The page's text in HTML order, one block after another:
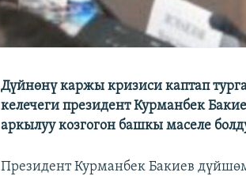
Дүйнөнү каржы кризиси каптап
келечеги президент Курманбек
аркылуу козгогон башкы маселе
Президент Курманбек Бакиев